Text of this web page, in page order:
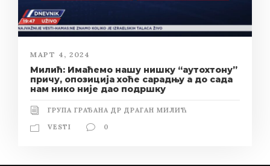
МАРТ 4, 2024
Милић: Имаћемо нашу нишку “аутохтону”
причу, опозиција хоће сарадњу а до сада
нам нико није дао подршку
ГРУПА ГРАЂАНА ДР ДРАГАН МИЛИЋ
VESTI
0